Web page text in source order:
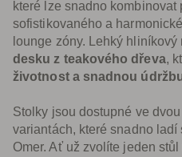
které lze snadno kombinovat
sofistikovaného a
lounge zóny. Lehký
desku z teakového dřeva,
životnost a snadnou
Stolky jsou dostupné ve
variantách, které snadno
Omer. Ať už zvolíte jeden